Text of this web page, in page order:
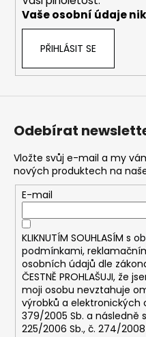
?
o
p
o
u
u
m
Vaše osobní údaje
PŘIHLÁSIT SE
Odebírat
Vložte svůj e-mail a my
nových produktech na
E-mail
KLIKNUTÍM SOUHLASÍM s
podmínkami,
osobních údajů dle
ČESTNĚ PROHLAŠUJI, že
moji osobu nevztahuje
výrobků a elektronických
379/2005 Sb. a následně
225/2006 Sb., č. 274/